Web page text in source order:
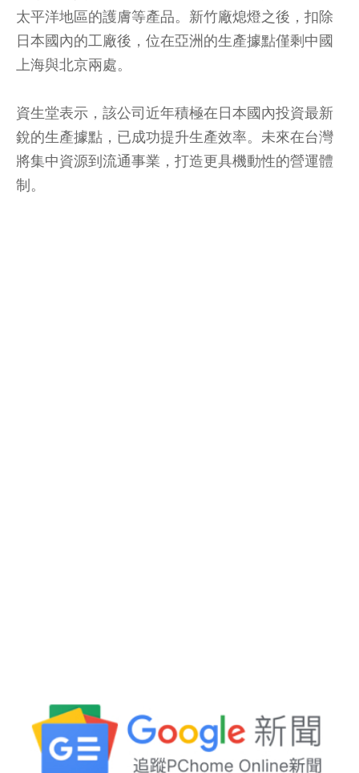
太平洋地區的護膚等產品。新竹廠熄燈之後，扣除
日本國內的工廠後，位在亞洲的生產據點僅剩中國
上海與北京兩處。
資生堂表示，該公司近年積極在日本國內投資最新
銳的生產據點，已成功提升生產效率。未來在台灣
將集中資源到流通事業，打造更具機動性的營運體
制。